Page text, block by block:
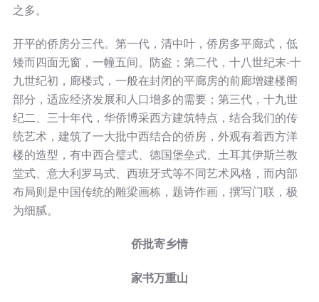
之多。
开平的侨房分三代。第一代，清中叶，侨房多平廊式，低
矮而四面无窗，一幢五间。防盗；第二代，十八世纪末-十
九世纪初，廊楼式，一般在封闭的平廊房的前廊增建楼阁
部分，适应经济发展和人口增多的需要；第三代，十九世
纪二、三十年代，华侨博采西方建筑特点，结合我们的传
统艺术，建筑了一大批中西结合的侨房，外观有着西方洋
楼的造型，有中西合璧式、德国堡垒式、土耳其伊斯兰教
堂式、意大利罗马式、西班牙式等不同艺术风格，而内部
布局则是中国传统的雕梁画栋，题诗作画，撰写门联，极
为细腻。
侨批寄乡情
家书万重山